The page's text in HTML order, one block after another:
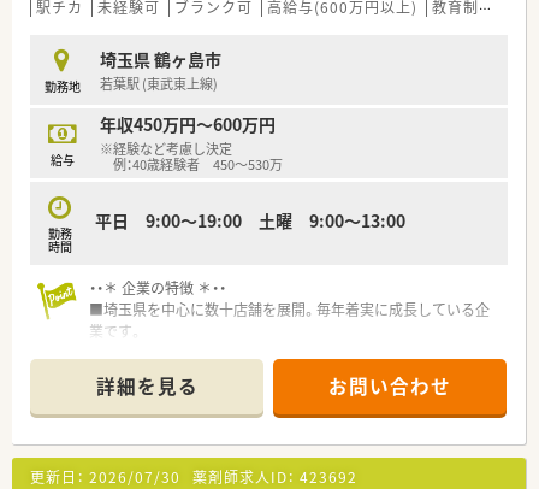
駅チカ 未経験可 ブランク可 高給与(600万円以上) 教育制度あり
勤務地
埼玉県 鶴ヶ島市
若葉駅 (東武東上線)
給与
年収450万円～600万円
※経験など考慮し決定
例：40歳経験者 450～530万
勤務
時間
平日 9:00～19:00 土曜 9:00～13:00
・・＊ 企業の特徴 ＊・・
■埼玉県を中心に数十店舗を展開。毎年着実に成長している企
業です。
詳細を見る お問い合わせ
更新日： 2026/07/30 薬剤師求人ID： 423692